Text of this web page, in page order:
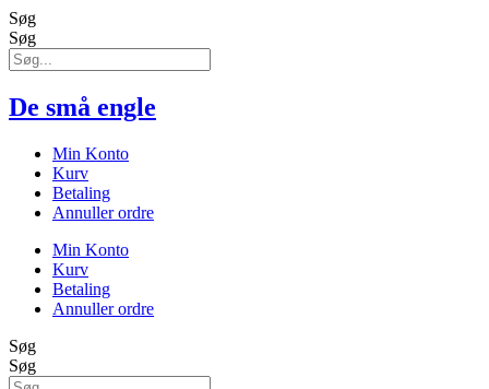
Søg
Søg
De små engle
Min Konto
Kurv
Betaling
Annuller ordre
Min Konto
Kurv
Betaling
Annuller ordre
Søg
Søg